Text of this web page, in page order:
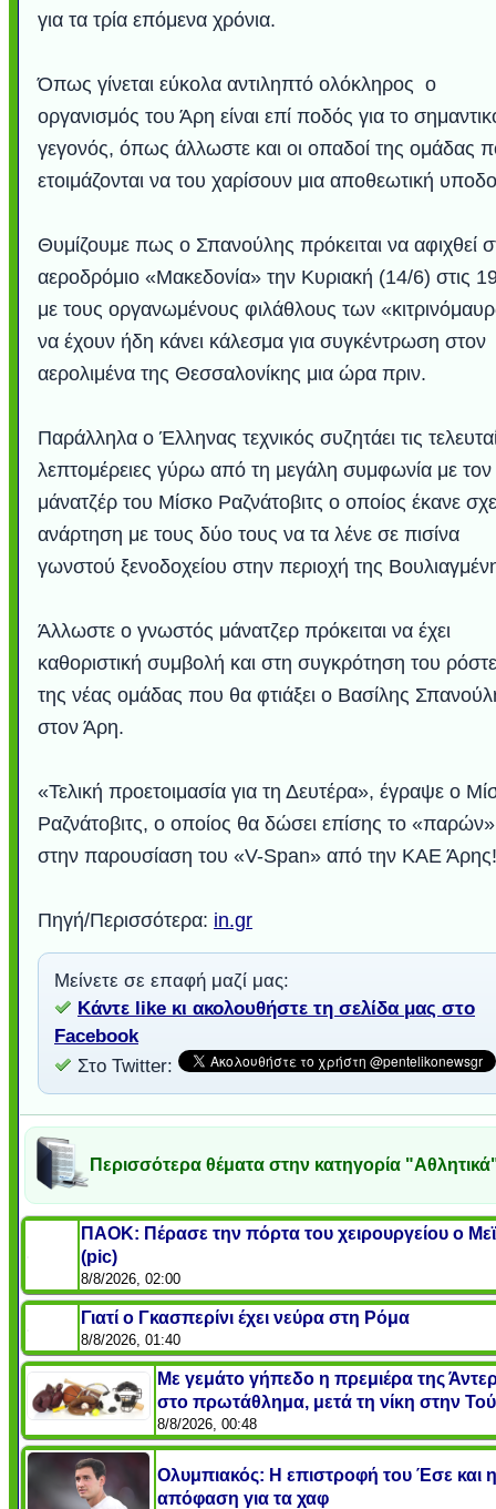
για τα τρία επόμενα χρόνια.
Όπως γίνεται εύκολα αντιληπτό ολόκληρος ο
οργανισμός του Άρη είναι επί ποδός για το
γεγονός, όπως άλλωστε και οι οπαδοί της ομάδας
ετοιμάζονται να του χαρίσουν μια αποθεωτική
Θυμίζουμε πως ο Σπανούλης πρόκειται να αφιχθεί
αεροδρόμιο «Μακεδονία» την Κυριακή (14/6) στις
με τους οργανωμένους φιλάθλους των
να έχουν ήδη κάνει κάλεσμα για συγκέντρωση στον
αερολιμένα της Θεσσαλονίκης μια ώρα πριν.
Παράλληλα ο Έλληνας τεχνικός συζητάει τις
λεπτομέρειες γύρω από τη μεγάλη συμφωνία με τον
μάνατζέρ του Μίσκο Ραζνάτοβιτς ο οποίος έκανε
ανάρτηση με τους δύο τους να τα λένε σε πισίνα
γωνστoύ ξενοδοχείου στην περιοχή της
Άλλωστε ο γνωστός μάνατζερ πρόκειται να έχει
καθοριστική συμβολή και στη συγκρότηση του
της νέας ομάδας που θα φτιάξει ο Βασίλης
στον Άρη.
«Τελική προετοιμασία για τη Δευτέρα», έγραψε ο
Ραζνάτοβιτς, ο οποίος θα δώσει επίσης το «παρών»
στην παρουσίαση του «V-Span» από την ΚΑΕ
Πηγή/Περισσότερα: in.gr
Μείνετε σε επαφή μαζί μας:
Κάντε like κι ακολουθήστε τη σελίδα μας στο
Facebook
Στο Twitter:
Περισσότερα θέματα στην κατηγορία
ΠΑΟΚ: Πέρασε την πόρτα του χειρουργείου ο
(pic)
8/8/2026, 02:00
Γιατί ο Γκασπερίνι έχει νεύρα στη Ρόμα
8/8/2026, 01:40
Με γεμάτο γήπεδο η πρεμιέρα της
στο πρωτάθλημα, μετά τη νίκη στην
8/8/2026, 00:48
Ολυμπιακός: Η επιστροφή του Έσε και η
απόφαση για τα χαφ
Ο αέρας του
τα μαλλιά
Ταξίδι στο
Διεθνής
Σταθμός: Ο
Μουσική από
Video:
καταιγίδα
Εντυπωσιακές
από
Abbey,Ταϊτή
Υποθαλάσσιο
στην
Η νέα
Αθήνας από το
Ο Κομήτης του
φωτίσει τη Γη
Συγκινητικό
λεοπάρδαλη
Alesund: Μια
Νορβηγία που
Η γάτα και το